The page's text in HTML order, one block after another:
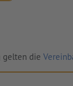
gelten die